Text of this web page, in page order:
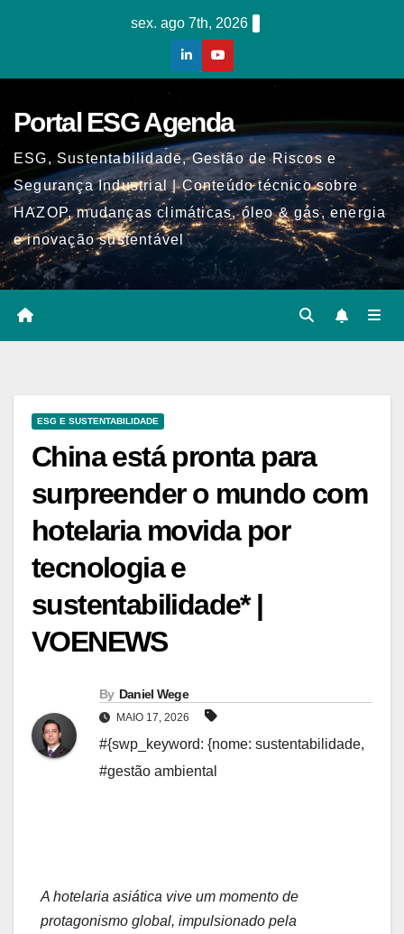
sex. ago 7th, 2026
Portal ESG Agenda
ESG, Sustentabilidade, Gestão de Riscos e
Segurança Industrial | Conteúdo técnico sobre
HAZOP, mudanças climáticas, óleo & gás, energia
e inovação sustentável
ESG E SUSTENTABILIDADE
China está pronta para
surpreender o mundo com
hotelaria movida por
tecnologia e
sustentabilidade* |
VOENEWS
By Daniel Wege
MAIO 17, 2026
#{swp_keyword: {nome: sustentabilidade,
#gestão ambiental
A hotelaria asiática vive um momento de
protagonismo global, impulsionado pela